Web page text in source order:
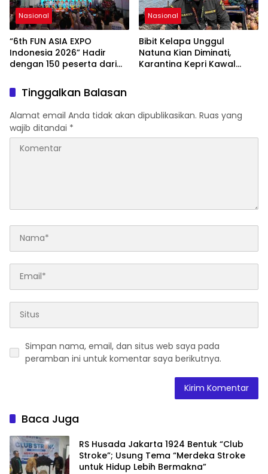
Nasional
“6th FUN ASIA EXPO
Indonesia 2026” Hadir
dengan 150 peserta dari
Industri Taman Rekreasi
dan Ekosistem Pariwisata
di Tanah Air
Nasional
Bibit Kelapa Unggul
Natuna Kian Diminati,
Karantina Kepri Kawal
Tinggalkan Balasan
Alamat email Anda tidak akan dipublikasikan. Ruas yang
wajib ditandai *
Simpan nama, email, dan situs web saya pada
peramban ini untuk komentar saya berikutnya.
Baca Juga
RS Husada Jakarta 1924 Bentuk “Club
Stroke”; Usung Tema “Merdeka Stroke
untuk Hidup Lebih Bermakna”